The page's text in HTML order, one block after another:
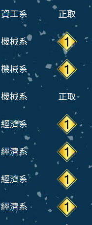
資工系 正取
機械系
機械系
機械系 正取
經濟系
經濟系
經濟系
經濟系